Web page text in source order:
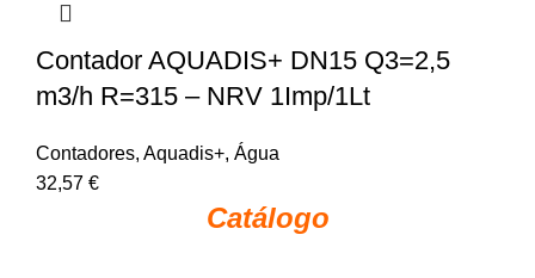
Contador AQUADIS+ DN15 Q3=2,5
m3/h R=315 – NRV 1Imp/1Lt
Contadores, Aquadis+, Água
32,57 €
Catálogo